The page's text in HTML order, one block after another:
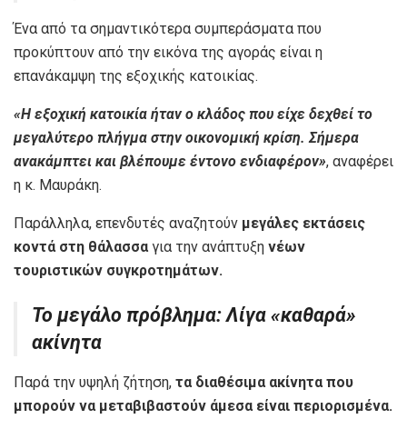
Ένα από τα σημαντικότερα συμπεράσματα που
προκύπτουν από την εικόνα της αγοράς είναι η
επανάκαμψη της εξοχικής κατοικίας.
«Η εξοχική κατοικία ήταν ο κλάδος που είχε δεχθεί το
μεγαλύτερο πλήγμα στην οικονομική κρίση. Σήμερα
ανακάμπτει και βλέπουμε έντονο ενδιαφέρον», αναφέρει
η κ. Μαυράκη.
Παράλληλα, επενδυτές αναζητούν μεγάλες εκτάσεις
κοντά στη θάλασσα για την ανάπτυξη νέων
τουριστικών συγκροτημάτων.
Το μεγάλο πρόβλημα: Λίγα «καθαρά»
ακίνητα
Παρά την υψηλή ζήτηση, τα διαθέσιμα ακίνητα που
μπορούν να μεταβιβαστούν άμεσα είναι περιορισμένα.